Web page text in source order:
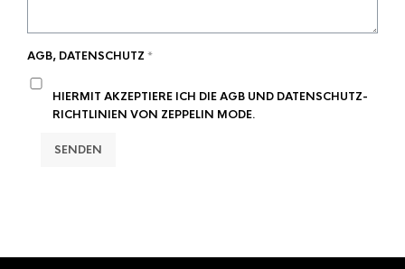
AGB, DATENSCHUTZ *
HIERMIT AKZEPTIERE ICH DIE AGB UND DATENSCHUTZ-
RICHTLINIEN VON ZEPPELIN MODE.
SENDEN